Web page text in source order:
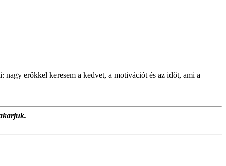
erőkkel keresem a kedvet, a motivációt és az időt, ami a